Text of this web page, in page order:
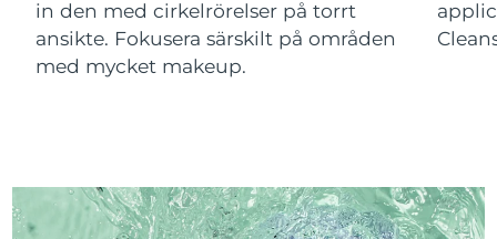
in den med cirkelrörelser på torrt
ansikte. Fokusera särskilt på områden
med mycket makeup.